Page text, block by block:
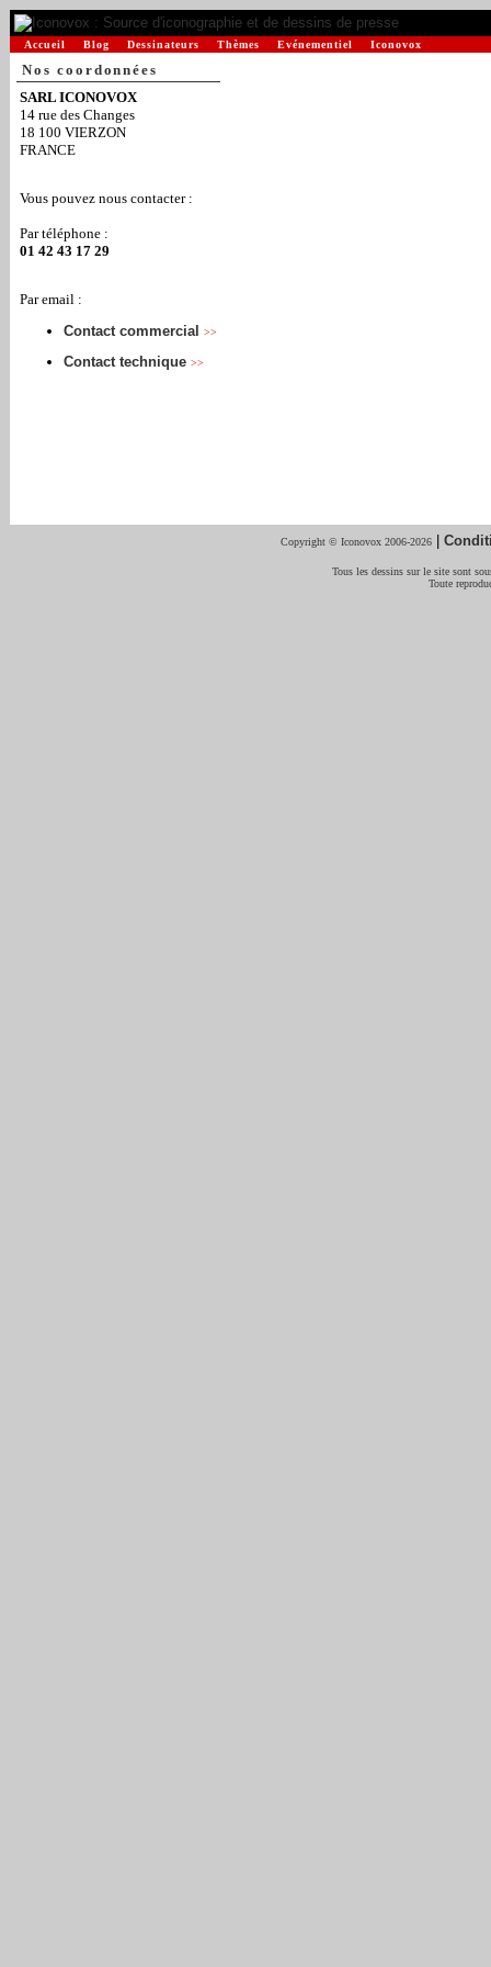
Accueil Blog Dessinateurs Thèmes Evénementiel Iconovox
Nos coordonnées
SARL ICONOVOX
14 rue des Changes
18 100 VIERZON
FRANCE
Vous pouvez nous contacter :
Par téléphone :
01 42 43 17 29
Par email :
Contact commercial
>>
Contact technique >>
Copyright © Iconovox 2006-2026 |
Tous les dessins sur le site sont
Toute